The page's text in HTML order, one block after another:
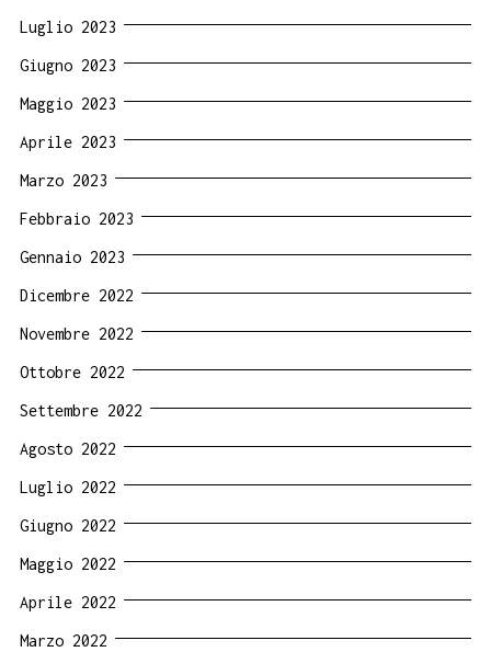
Luglio 2023
Giugno 2023
Maggio 2023
Aprile 2023
Marzo 2023
Febbraio 2023
Gennaio 2023
Dicembre 2022
Novembre 2022
Ottobre 2022
Settembre 2022
Agosto 2022
Luglio 2022
Giugno 2022
Maggio 2022
Aprile 2022
Marzo 2022